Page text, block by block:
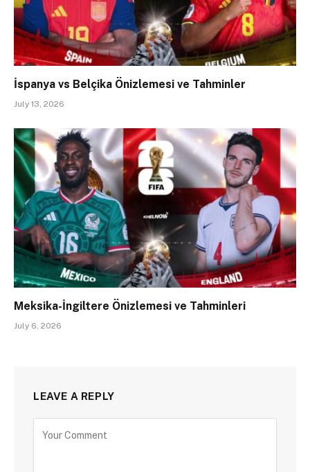
İspanya vs Belçika Önizlemesi ve Tahminler
July 13, 2026
Meksika-İngiltere Önizlemesi ve Tahminleri
July 6, 2026
LEAVE A REPLY